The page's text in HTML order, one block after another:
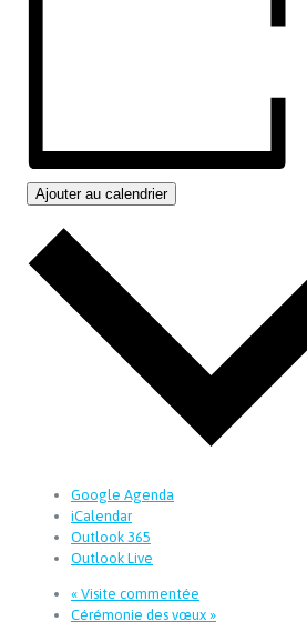
Ajouter au calendrier
Google Agenda
iCalendar
Outlook 365
Outlook Live
« Visite commentée
Cérémonie des vœux »